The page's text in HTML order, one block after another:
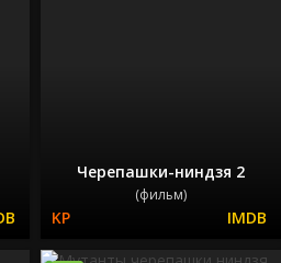
Черепашки-ниндзя 2
(фильм)